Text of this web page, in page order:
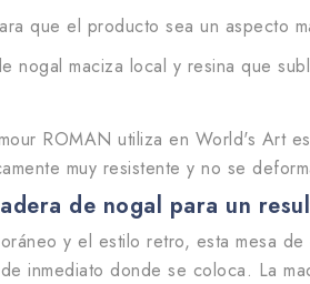
que el producto sea un aspecto
nogal maciza local y resina que
ROMAN utiliza en World's Art
muy resistente y no se
de nogal para un
y el estilo retro, esta mesa
inmediato donde se coloca. La